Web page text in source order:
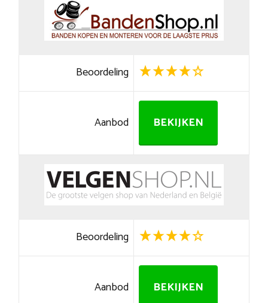
Beoordeling
Aanbod BEKIJKEN
Beoordeling
Aanbod BEKIJKEN